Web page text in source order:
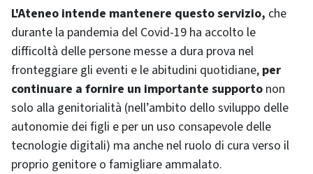
L'Ateneo intende mantenere questo servizio, che
durante la pandemia del Covid-19 ha accolto le
difficoltà delle persone messe a dura prova nel
fronteggiare gli eventi e le abitudini quotidiane, per
continuare a fornire un importante supporto non
solo alla genitorialità (nell’ambito dello sviluppo delle
autonomie dei figli e per un uso consapevole delle
tecnologie digitali) ma anche nel ruolo di cura verso il
proprio genitore o famigliare ammalato.